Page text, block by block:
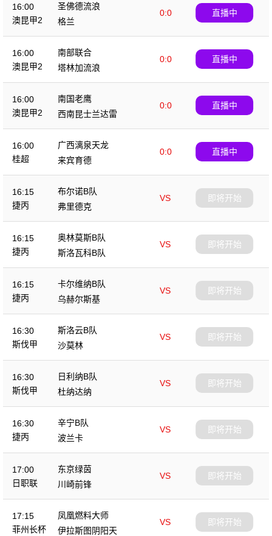
16:00
澳昆甲2
圣佛德流浪
0:0
格兰
直播中
16:00
澳昆甲2
南部联合
0:0
塔林加流浪
直播中
16:00
澳昆甲2
南国老鹰
0:0
西南昆士兰达雷
直播中
16:00
桂超
广西漓泉天龙
0:0
来宾育德
直播中
16:15
捷丙
布尔诺B队
VS
弗里德克
即将开始
16:15
捷丙
奥林莫斯B队
VS
斯洛瓦科B队
即将开始
16:15
捷丙
卡尔维纳B队
VS
乌赫尔斯基
即将开始
16:30
斯伐甲
斯洛云B队
VS
沙莫林
即将开始
16:30
斯伐甲
日利纳B队
VS
杜纳达纳
即将开始
16:30
捷丙
辛宁B队
VS
波兰卡
即将开始
17:00
日职联
东京绿茵
VS
川崎前锋
即将开始
17:15
菲州长杯
凤凰燃料大师
VS
伊拉斯图阴阳天
即将开始